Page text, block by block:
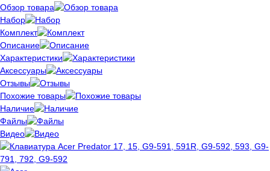
Обзор товара
Набор
Комплект
Описание
Характеристики
Аксессуары
Отзывы
Похожие товары
Наличие
Файлы
Видео